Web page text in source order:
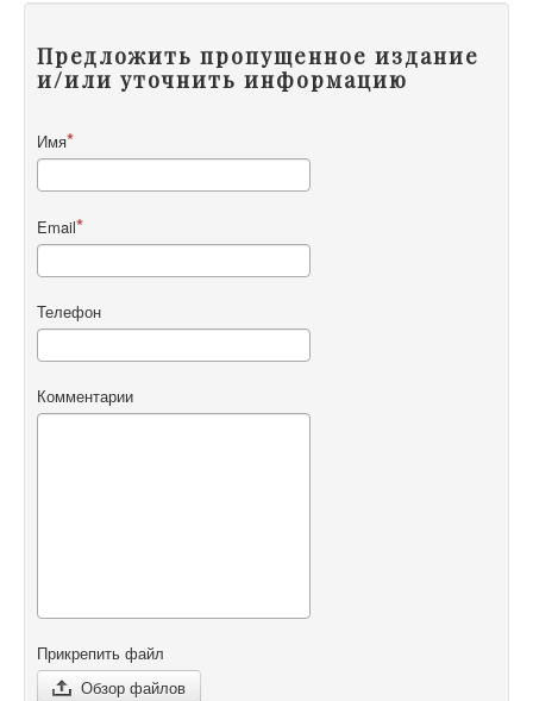
Предложить пропущенное издание
и/или уточнить информацию
Имя
Email
Телефон
Комментарии
Прикрепить файл
Обзор файлов